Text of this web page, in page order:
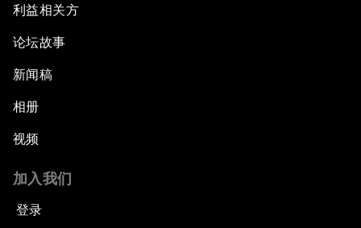
利益相关方
论坛故事
新闻稿
相册
视频
加入我们
登录